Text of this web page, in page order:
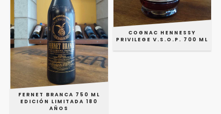
FERNET BRANCA 750 ML
EDICIÓN LIMITADA 180
AÑOS
COGNAC HENNESSY
PRIVILEGE V.S.O.P. 700 ML